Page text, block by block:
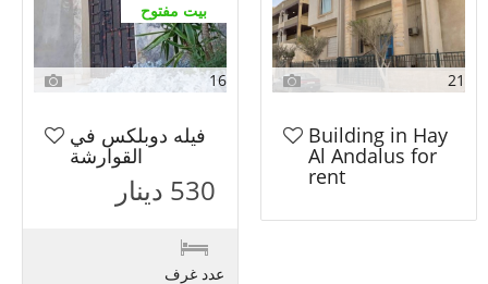
21
Building in Hay
Al Andalus for
rent
بيت مفتوح
16
فيله دوبلكس في
القوارشة
530 دينار
عدد غرف